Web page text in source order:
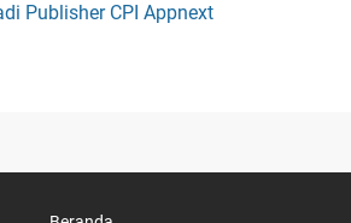
Publisher CPI Appnext